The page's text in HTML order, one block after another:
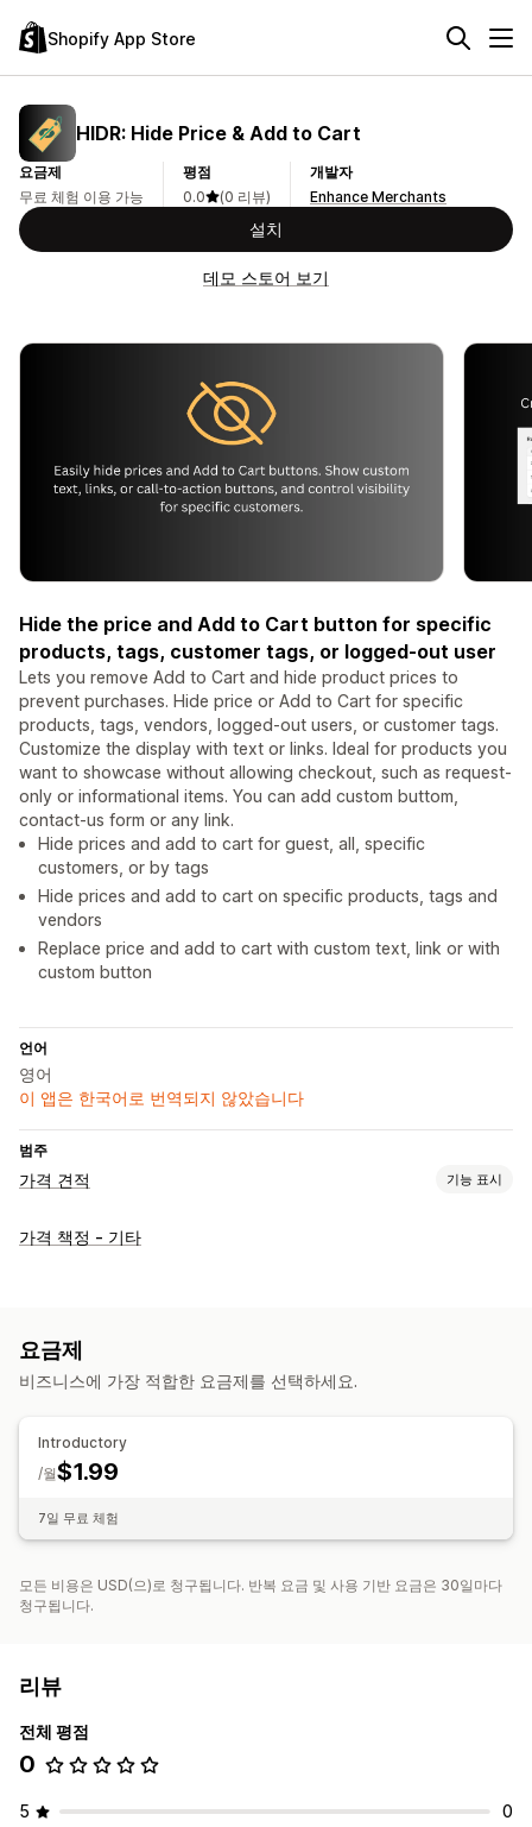
Shopify App Store
HIDR: Hide Price & Add to Cart
요금제
무료 체험 이용 가능
평점
0.0
(0 리뷰)
개발자
Enhance Merchants
설치
데모 스토어 보기
Hide the price and Add to Cart button for specific
products, tags, customer tags, or logged-out user
Lets you remove Add to Cart and hide product prices to
prevent purchases. Hide price or Add to Cart for specific
products, tags, vendors, logged-out users, or customer tags.
Customize the display with text or links. Ideal for products you
want to showcase without allowing checkout, such as request-
only or informational items. You can add custom buttom,
contact-us form or any link.
Hide prices and add to cart for guest, all, specific
customers, or by tags
Hide prices and add to cart on specific products, tags and
vendors
Replace price and add to cart with custom text, link or with
custom button
언어
영어
이 앱은 한국어로 번역되지 않았습니다
범주
가격 견적 기능 표시
가격 책정 규칙
버튼 사용자 지정 링크
가격 책정 - 기타
요금제
비즈니스에 가장 적합한 요금제를 선택하세요.
Introductory
$1.99
/월
7일 무료 체험
모든 비용은 USD(으)로 청구됩니다. 반복 요금 및 사용 기반 요금은 30일마다
청구됩니다.
리뷰
전체 평점
0
5
0